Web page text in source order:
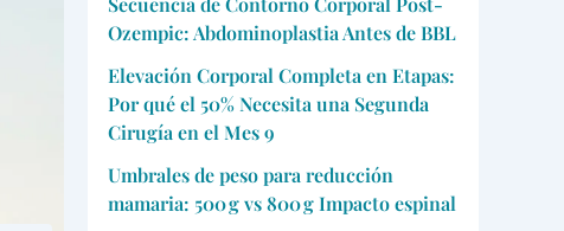
Ozempic: Abdominoplastia Antes de BBL
Elevación Corporal Completa en Etapas:
Por qué el 50% Necesita una Segunda
Cirugía en el Mes 9
Umbrales de peso para reducción
mamaria: 500 g vs 800 g Impacto espinal